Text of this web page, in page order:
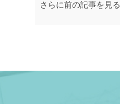
さらに前の記事を見る